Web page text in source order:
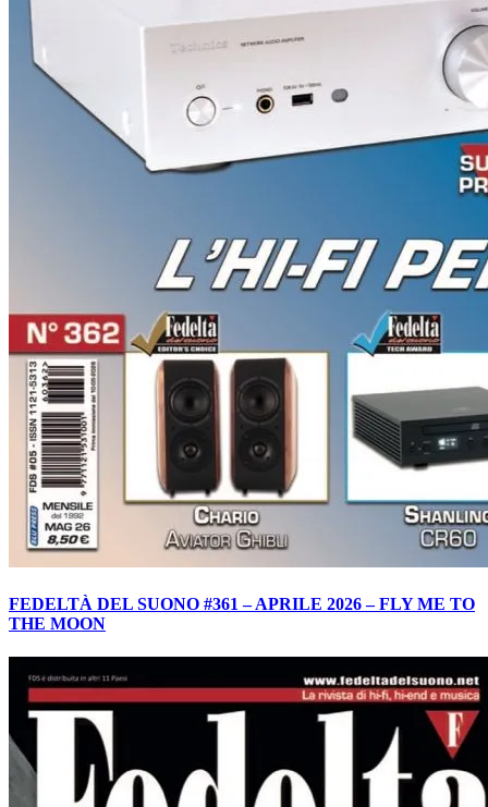
FEDELTÀ DEL SUONO #361 – APRILE 2026 – FLY ME TO
THE MOON